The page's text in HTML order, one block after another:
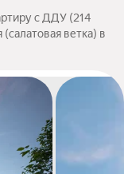
с ДДУ (214
ветка) в